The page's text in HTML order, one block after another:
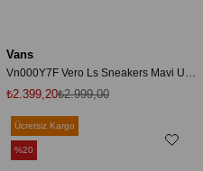
Vans
Vn000Y7F Vero Ls Sneakers Mavi Unisex Spor Ayakkabı
₺2.399,20₺2.999,00
Ücretsiz Kargo
%20